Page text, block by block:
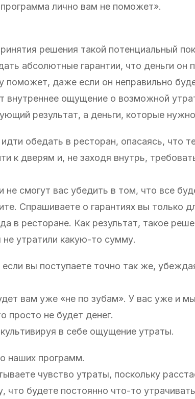
лично вам не поможет».
решения такой потенциальный
абсолютные гарантии, что деньги он
даже если он неправильно
внутреннее ощущение о возможной
результат, а деньги, которые
обедать в ресторан, опасаясь, что
к дверям и, не заходя внутрь,
не смогут вас убедить в том, что все
Спрашиваете о гарантиях вы только
в ресторане. Как результат, такое
утратили какую-то сумму.
если вы поступаете точно так же,
вам уже «не по зубам». У вас уже и
просто не будет денег.
в себе ощущение утраты.
наших программ.
чувство утраты, поскольку
что будете постоянно что-то